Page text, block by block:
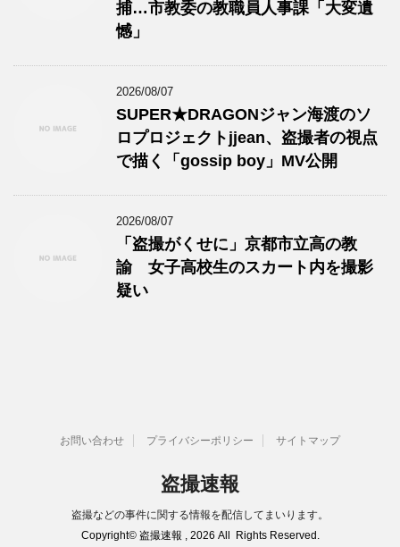
捕…市教委の教職員人事課「大変遺
憾」
2026/08/07
SUPER★DRAGONジャン海渡のソ
ロプロジェクトjjean、盗撮者の視点
で描く「gossip boy」MV公開
2026/08/07
「盗撮がくせに」京都市立高の教
諭 女子高校生のスカート内を撮影
疑い
お問い合わせ プライバシーポリシー サイトマップ
盗撮速報
盗撮などの事件に関する情報を配信してまいります。
Copyright© 盗撮速報 , 2026 All Rights Reserved.